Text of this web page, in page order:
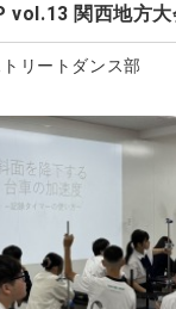
vol.13 関西地方
トリートダンス部